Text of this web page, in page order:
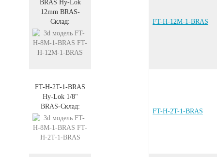
BRAS Hy-Lok
12mmBRAS-
Склад:
FT-H-12M-1-BRAS
FT-H-2T-1-BRAS
Hy-Lok 1/8"
BRAS-Склад:
FT-H-2T-1-BRAS